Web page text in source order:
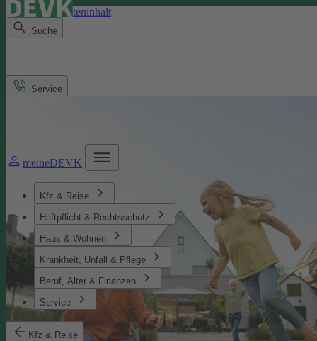
Direkt zum Seiteninhalt
Suche
meineDEVK
Kfz & Reise
Haftpflicht & Rechtsschutz
Haus & Wohnen
Krankheit, Unfall & Pflege
Beruf, Alter & Finanzen
Service
Kfz & Reise
Service